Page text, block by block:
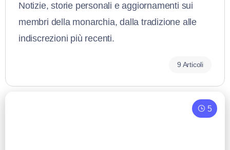
Notizie, storie personali e aggiornamenti sui
membri della monarchia, dalla tradizione alle
indiscrezioni più recenti.
9 Articoli
5